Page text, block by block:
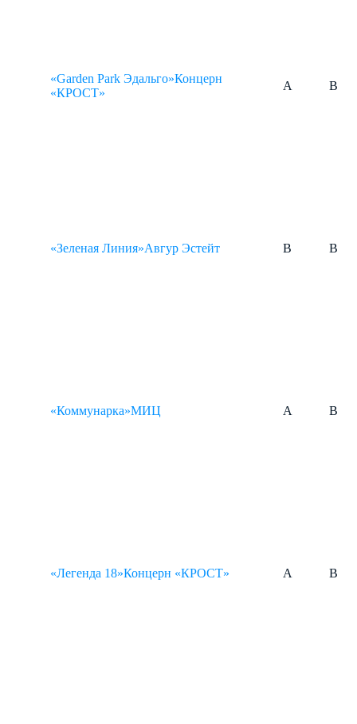
«Garden Park Эдальго»Концерн
«КРОСТ»
A B
«Зеленая Линия»Авгур Эстейт B B
«Коммунарка»МИЦ A B
«Легенда 18»Концерн «КРОСТ» A B